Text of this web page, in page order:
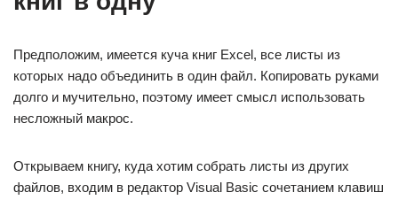
Предположим, имеется куча книг Excel, все листы из
которых надо объединить в один файл. Копировать руками
долго и мучительно, поэтому имеет смысл использовать
несложный макрос.
Открываем книгу, куда хотим собрать листы из других
файлов, входим в редактор Visual Basic сочетанием клавиш